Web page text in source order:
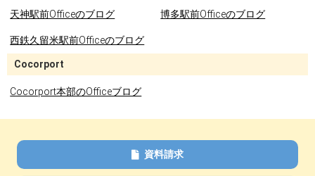
天神駅前Officeのブログ 博多駅前Officeのブログ
西鉄久留米駅前Officeのブログ
Cocorport
Cocorport本部のOfficeブログ
資料請求